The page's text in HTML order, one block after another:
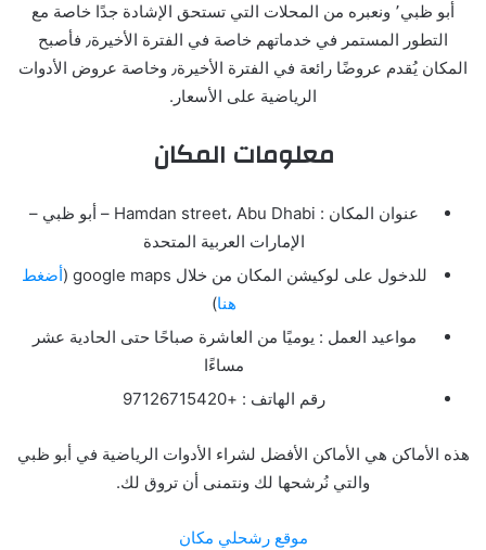
أبو ظبي٬ ونعبره من المحلات التي تستحق الإشادة جدًا خاصة مع
التطور المستمر في خدماتهم خاصة في الفترة الأخيرة٫ فأصبح
المكان يُقدم عروضًا رائعة في الفترة الأخيرة٫ وخاصة عروض الأدوات
الرياضية على الأسعار.
معلومات المكان
عنوان المكان : Hamdan street، Abu Dhabi – أبو ظبي –
الإمارات العربية المتحدة
للدخول على لوكيشن المكان من خلال google maps (
أضغط
هنا)
مواعيد العمل : يوميًا من العاشرة صباحًا حتى الحادية عشر
مساءًا
رقم الهاتف : +97126715420
هذه الأماكن هي الأماكن الأفضل لشراء الأدوات الرياضية في أبو ظبي
والتي نُرشحها لك ونتمنى أن تروق لك.
موقع رشحلي مكان